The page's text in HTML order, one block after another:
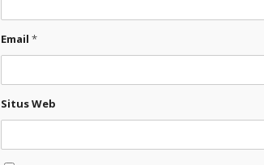
Email *
Situs Web